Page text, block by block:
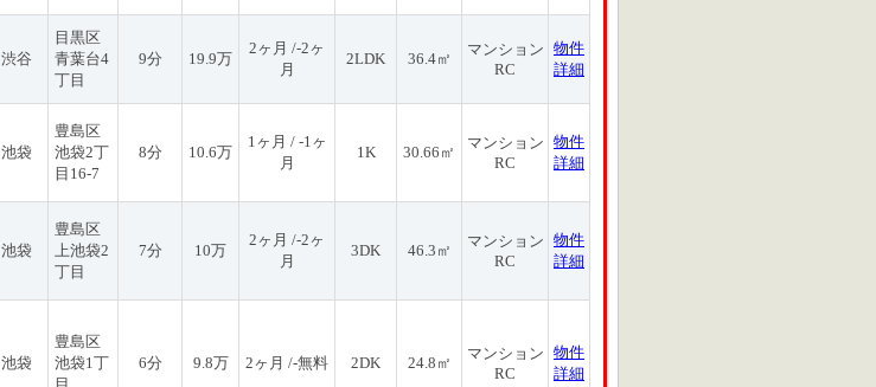
渋谷
目黒区
青葉台4
丁目
9分 19.9万
2ヶ月 /-2ヶ
月
2LDK 36.4㎡
マンション
RC
物件
詳細
池袋
豊島区
池袋2丁
目16-7
8分 10.6万
1ヶ月 / -1ヶ
月
1K 30.66㎡
マンション
RC
物件
詳細
池袋
豊島区
上池袋2
丁目
7分 10万
2ヶ月 /-2ヶ
月
3DK 46.3㎡
マンション
RC
物件
詳細
池袋
豊島区
池袋1丁
6分 9.8万 2ヶ月 /-無料 2DK 24.8㎡
マンション
RC
物件
詳細